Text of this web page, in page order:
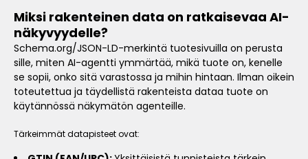
Miksi rakenteinen data on ratkaisevaa AI-
näkyvyydelle?
Schema.org/JSON-LD-merkintä tuotesivuilla on perusta
sille, miten AI-agentti ymmärtää, mikä tuote on, kenelle
se sopii, onko sitä varastossa ja mihin hintaan. Ilman oikein
toteutettua ja täydellistä rakenteista dataa tuote on
käytännössä näkymätön agenteille.
Tärkeimmät datapisteet ovat: